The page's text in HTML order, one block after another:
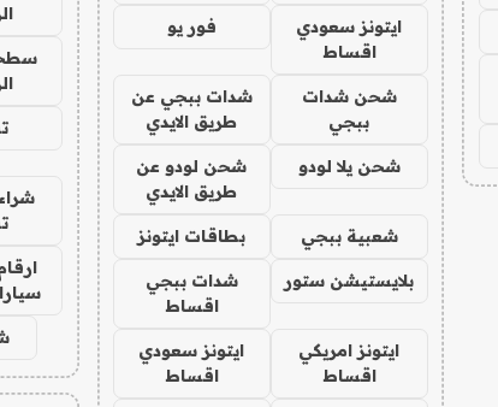
ايتونز سعودي
اقساط
فور يو
شحن شدات
ببجي
شدات ببجي عن
طريق الايدي
شحن يلا لودو
شحن لودو عن
طريق الايدي
شعبية ببجي بطاقات ايتونز
بلايستيشن ستور
شدات ببجي
اقساط
ايتونز امريكي
اقساط
ايتونز سعودي
اقساط